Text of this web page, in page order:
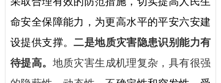
命安全保障能力，为更高水平的平安六安建
设提供支撑。二是地质灾害隐患识别能力有
待提高。 地质灾害生成机理复杂，具有很强